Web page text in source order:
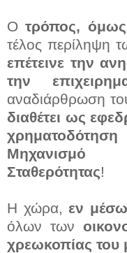
Οτρόπος,
τέλος περίληψη
επέτεινε την
την
αναδιάρθρωση
διαθέτει ως
Μηχανισμό
Σταθερότητας!
Η χώρα,εν
όλων των
χρεωκοπίας του